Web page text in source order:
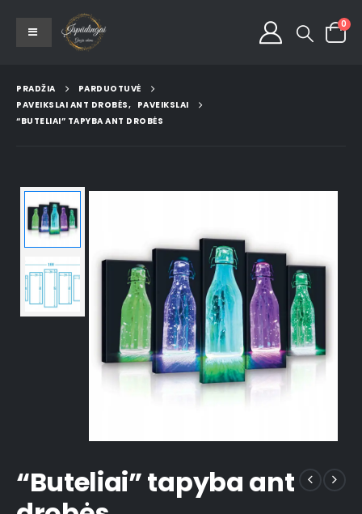
0
PRADŽIA
PARDUOTUVĖ
PAVEIKSLAI ANT DROBĖS, PAVEIKSLAI
“BUTELIAI” TAPYBA ANT DROBĖS
“Buteliai” tapyba ant